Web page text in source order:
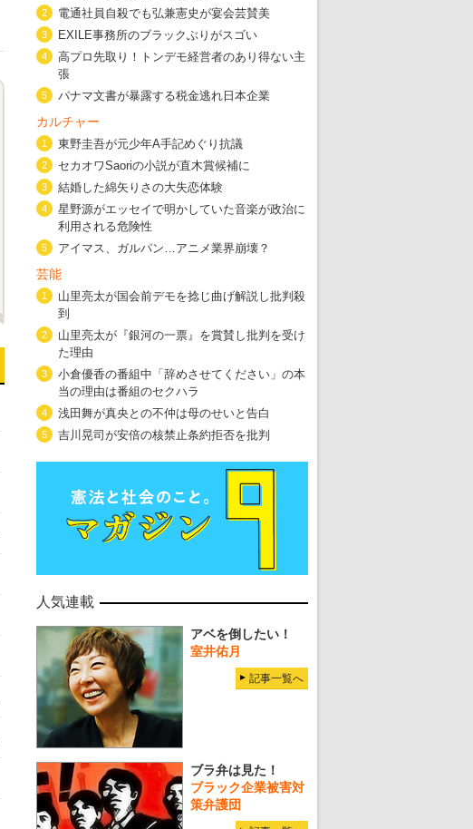
特集2 東京五輪強行開催特別企画 大ウソだら
・ 大ウソだらけの東京五輪！ 安倍・菅・森はどんな嘘を
・ 五輪サッカー・久保建英が南アの陽性者に「僕らに損ではない
・ 五輪関係者が入国当日、築地を散歩！
・ 五輪でIOCラウンジ以外にVIPルーム、広告代理店は物品購入
2 電通社員自殺でも弘兼憲史が宴会芸賛美
3 EXILE事務所のブラックぶりがスゴい
4
高プロ先取り！トンデモ経営者のあり得ない主
張
5 パナマ文書が暴露する税金逃れ日本企業
カルチャー
1 東野圭吾が元少年A手記めぐり抗議
2 セカオワSaoriの小説が直木賞候補に
3 結婚した綿矢りさの大失恋体験
4
星野源がエッセイで明かしていた音楽が政治に
利用される危険性
5 アイマス、ガルパン…アニメ業界崩壊？
芸能
1
山里亮太が国会前デモを捻じ曲げ解説し批判殺
到
2
山里亮太が『銀河の一票』を賞賛し批判を受け
た理由
3
小倉優香の番組中「辞めさせてください」の本
当の理由は番組のセクハラ
4 浅田舞が真央との不仲は母のせいと告白
5 吉川晃司が安倍の核禁止条約拒否を批判
人気連載
アベを倒したい！
室井佑月
記事一覧へ
ブラ弁は見た！
ブラック企業被害対
策弁護団